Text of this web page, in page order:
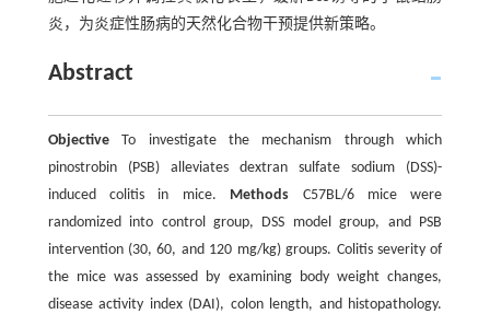
炎，为炎症性肠病的天然化合物干预提供新策略。
Abstract
ObjectiveTo investigate the mechanism through which
pinostrobin (PSB) alleviates dextran sulfate sodium (DSS)-
induced colitis in mice. Methods C57BL/6 mice were
randomized into control group, DSS model group, and PSB
intervention (30, 60, and 120 mg/kg) groups. Colitis severity of
the mice was assessed by examining body weight changes,
disease activity index (DAI), colon length, and histopathology.